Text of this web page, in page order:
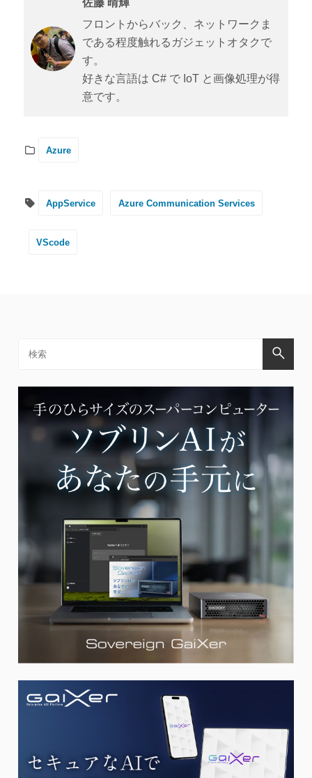
佐藤 晴輝
フロントからバック、ネットワークま
である程度触れるガジェットオタクで
す。
好きな言語は C# で IoT と画像処理が得
意です。
Azure
AppService Azure Communication Services
VScode